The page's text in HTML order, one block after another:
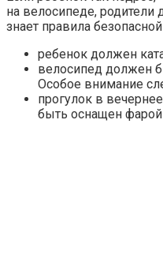
на велосипеде, родители
знает правила
ребенок должен
велосипед должен
Особое внимание
прогулок в
быть оснащен фарой